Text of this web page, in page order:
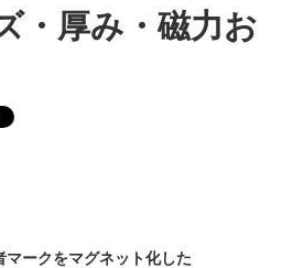
・厚み・磁力お
ークをマグネット化した